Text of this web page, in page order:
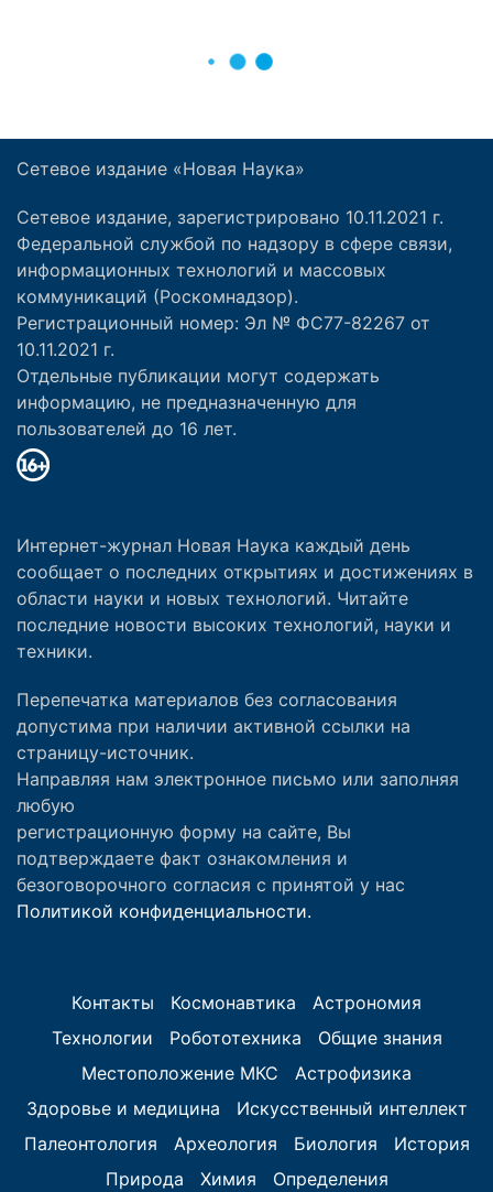
Сетевое издание «Новая Наука»
Сетевое издание, зарегистрировано 10.11.2021 г.
Федеральной службой по надзору в сфере связи,
информационных технологий и массовых
коммуникаций (Роскомнадзор).
Регистрационный номер: Эл № ФС77-82267 от
10.11.2021 г.
Отдельные публикации могут содержать
информацию, не предназначенную для
пользователей до 16 лет.
Интернет-журнал Новая Наука каждый день
сообщает о последних открытиях и достижениях в
области науки и новых технологий. Читайте
последние новости высоких технологий, науки и
техники.
Перепечатка материалов без согласования
допустима при наличии активной ссылки на
страницу-источник.
Направляя нам электронное письмо или заполняя
любую
регистрационную форму на сайте, Вы
подтверждаете факт ознакомления и
безоговорочного согласия с принятой у нас
Политикой конфиденциальности.
Контакты Космонавтика
Астрономия
Технологии
Робототехника
Общие знания
Местоположение МКС
Астрофизика
Здоровье и медицина
Искусственный интеллект
Палеонтология
Археология Биология
История
Природа
Химия Определения